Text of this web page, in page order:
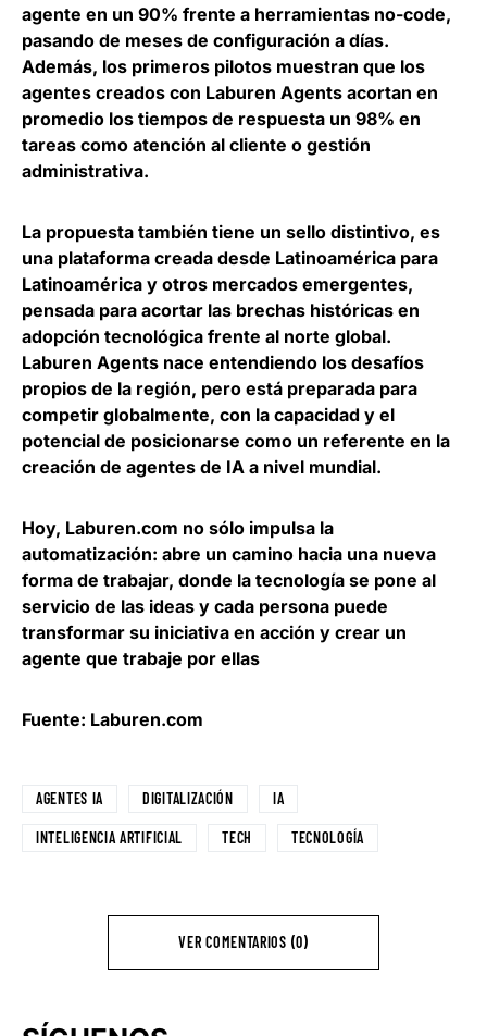
agente en un 90% frente a herramientas no-code,
pasando de meses de configuración a días.
Además, los primeros pilotos muestran que los
agentes creados con Laburen Agents acortan en
promedio los tiempos de respuesta un 98% en
tareas como atención al cliente o gestión
administrativa.
La propuesta también tiene un sello distintivo, es
una plataforma creada desde Latinoamérica para
Latinoamérica y otros mercados emergentes,
pensada para acortar las brechas históricas en
adopción tecnológica frente al norte global.
Laburen Agents nace entendiendo los desafíos
propios de la región, pero está preparada para
competir globalmente, con la capacidad y el
potencial de posicionarse como un referente en la
creación de agentes de IA a nivel mundial.
Hoy, Laburen.com no sólo impulsa la
automatización: abre un camino hacia una nueva
forma de trabajar, donde la tecnología se pone al
servicio de las ideas y cada persona puede
transformar su iniciativa en acción y crear un
agente que trabaje por ellas
Fuente: Laburen.com
AGENTES IA DIGITALIZACIÓN IA
INTELIGENCIA ARTIFICIAL TECH TECNOLOGÍA
VER COMENTARIOS (0)